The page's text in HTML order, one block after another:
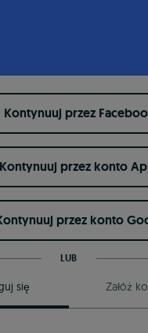
Kontynuuj przez
Kontynuuj przez konto
przez konto
LUB
się Załóż